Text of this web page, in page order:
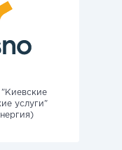
"Киевские
услуги"